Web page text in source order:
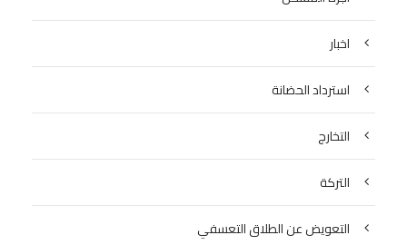
اخبار
استرداد الحضانة
التخارج
التركة
التعويض عن الطلاق التعسفي